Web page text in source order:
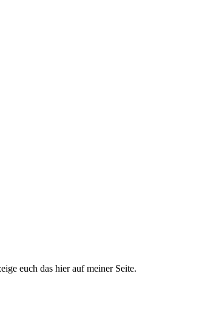
euch das hier auf meiner Seite.